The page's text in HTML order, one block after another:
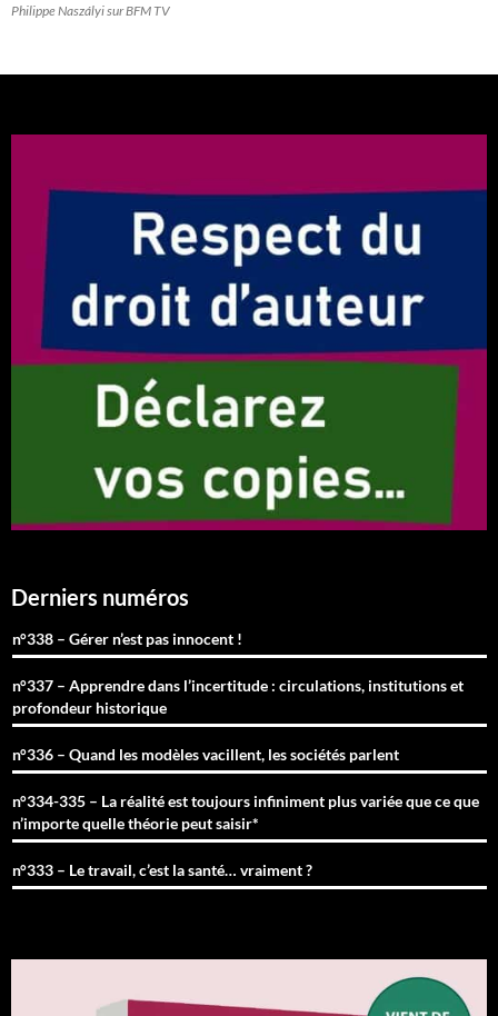
Philippe Naszályi sur BFM TV
Derniers numéros
n°338 – Gérer n’est pas innocent !
n°337 – Apprendre dans l’incertitude : circulations, institutions et
profondeur historique
n°336 – Quand les modèles vacillent, les sociétés parlent
n°334-335 – La réalité est toujours infiniment plus variée que ce que
n’importe quelle théorie peut saisir*
n°333 – Le travail, c’est la santé… vraiment ?